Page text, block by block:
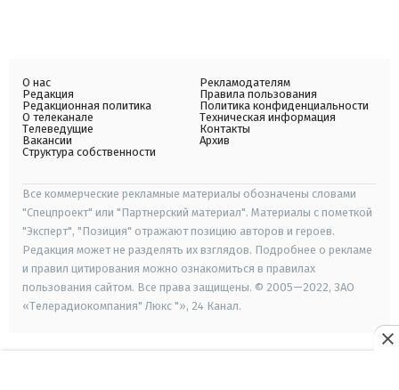
О нас
Редакция
Редакционная политика
О телеканале
Телеведущие
Вакансии
Структура собственности
Рекламодателям
Правила пользования
Политика конфиденциальности
Техническая информация
Контакты
Архив
Все коммерческие рекламные материалы обозначены словами
"Спецпроект" или "Партнерский материал". Материалы с пометкой
"Эксперт", "Позиция" отражают позицию авторов и героев.
Редакция может не разделять их взглядов. Подробнее о рекламе
и правил цитирования можно ознакомиться в правилах
пользования сайтом. Все права защищены. © 2005—2022, ЗАО
«Телерадиокомпания" Люкс "», 24 Канал.